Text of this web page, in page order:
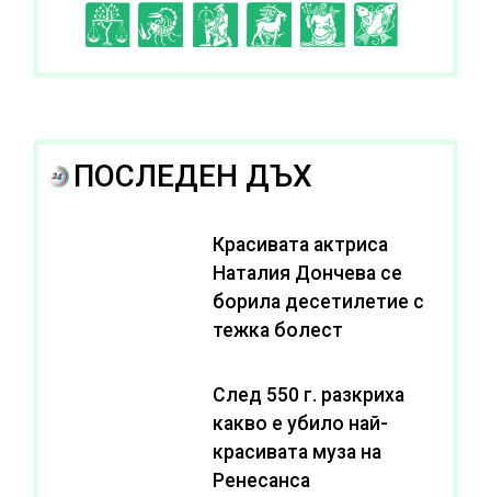
I J K L A B
ПОСЛЕДЕН ДЪХ
Красивата актриса
Наталия Дончева се
борила десетилетие с
тежка болест
След 550 г. разкриха
какво е убило най-
красивата муза на
Ренесанса